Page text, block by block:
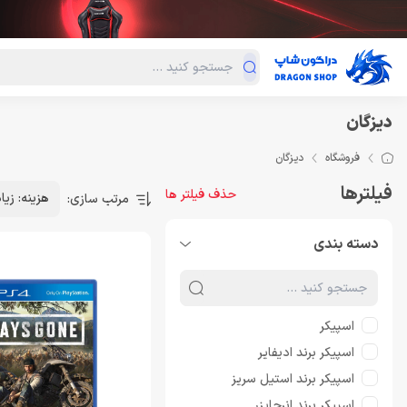
دسته‌بندی محصولات فروش ویژه
دیزگان
فروشگاه دیزگان
فیلترها حذف فیلتر ها
دسته بندی
اسپیکر
اسپیکر برند ادیفایر
اسپیکر برند استیل سریز
مرتب سازی: هزینه: